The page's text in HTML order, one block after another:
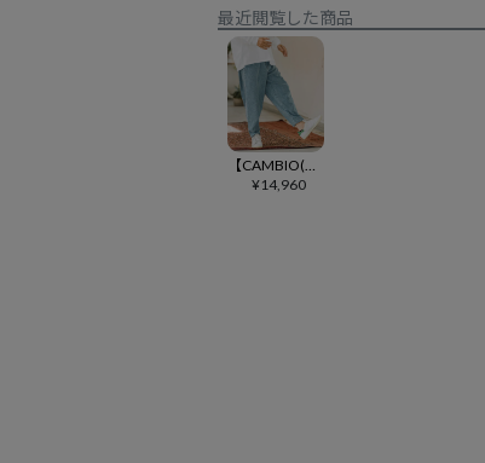
最近閲覧した商品
【CAMBIO(カンビオ)】 カーブパンツ（デニム）(BP-BDA0001)
¥14,960